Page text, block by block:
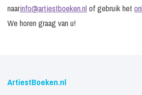
naarinfo@artiestboeken.nlof gebruik het
We horen graag van u!
ArtiestBoeken.nl